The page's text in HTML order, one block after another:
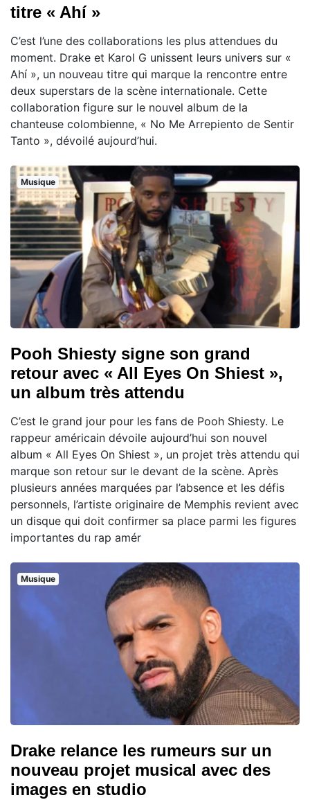
titre « Ahí »
C’est l’une des collaborations les plus attendues du
moment. Drake et Karol G unissent leurs univers sur «
Ahí », un nouveau titre qui marque la rencontre entre
deux superstars de la scène internationale. Cette
collaboration figure sur le nouvel album de la
chanteuse colombienne, « No Me Arrepiento de Sentir
Tanto », dévoilé aujourd’hui.
Musique
Pooh Shiesty signe son grand
retour avec « All Eyes On Shiest »,
un album très attendu
C’est le grand jour pour les fans de Pooh Shiesty. Le
rappeur américain dévoile aujourd’hui son nouvel
album « All Eyes On Shiest », un projet très attendu qui
marque son retour sur le devant de la scène. Après
plusieurs années marquées par l’absence et les défis
personnels, l’artiste originaire de Memphis revient avec
un disque qui doit confirmer sa place parmi les figures
importantes du rap amér
Musique
Drake relance les rumeurs sur un
nouveau projet musical avec des
images en studio